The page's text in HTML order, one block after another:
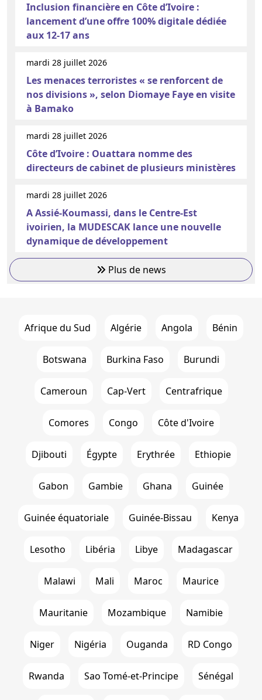
Inclusion financière en Côte d’Ivoire :
lancement d’une offre 100% digitale dédiée
aux 12-17 ans
mardi 28 juillet 2026
Les menaces terroristes « se renforcent de
nos divisions », selon Diomaye Faye en visite
à Bamako
mardi 28 juillet 2026
Côte d’Ivoire : Ouattara nomme des
directeurs de cabinet de plusieurs ministères
mardi 28 juillet 2026
A Assié-Koumassi, dans le Centre-Est
ivoirien, la MUDESCAK lance une nouvelle
dynamique de développement
Plus de news
Afrique du Sud Algérie Angola Bénin
Botswana Burkina Faso Burundi
Cameroun Cap-Vert Centrafrique
Comores Congo Côte d'Ivoire
Djibouti Égypte Erythrée Ethiopie
Gabon Gambie Ghana Guinée
Guinée équatoriale Guinée-Bissau Kenya
Lesotho Libéria Libye Madagascar
Malawi Mali Maroc Maurice
Mauritanie Mozambique Namibie
Niger Nigéria Ouganda RD Congo
Rwanda Sao Tomé-et-Principe Sénégal